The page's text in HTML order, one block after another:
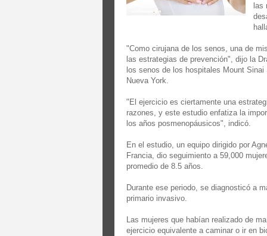
las
"Como cirujana de los senos, una de
las estrategias de prevención", dijo la
los senos de los hospitales Mount
Nueva York.
"El ejercicio es ciertamente una
razones, y este estudio enfatiza la
los años posmenopáusicos", indicó.
En el estudio, un equipo dirigido por
Francia, dio seguimiento a 59,000
promedio de 8.5 años.
Durante ese periodo, se diagnosticó a
primario invasivo.
Las mujeres que habían realizado de
ejercicio equivalente a caminar o ir en